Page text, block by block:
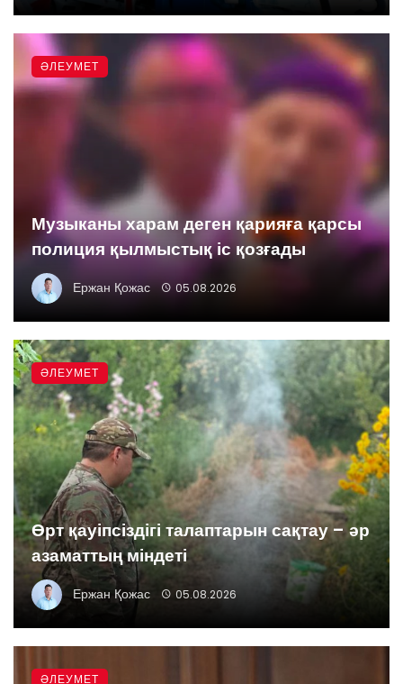
Музыканы харам деген қарияға қарсы
полиция қылмыстық іс қозғады
Ержан Қожас 05.08.2026
ӘЛЕУМЕТ
Өрт қауіпсіздігі талаптарын сақтау – әр
азаматтың міндеті
Ержан Қожас 05.08.2026
ӘЛЕУМЕТ
ӘЛЕУМЕТ